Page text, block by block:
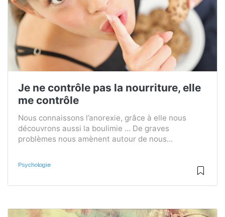
Je ne contrôle pas la nourriture, elle
me contrôle
Nous connaissons l’anorexie, grâce à elle nous
découvrons aussi la boulimie ... De graves
problèmes nous amènent autour de nous...
Psychologie